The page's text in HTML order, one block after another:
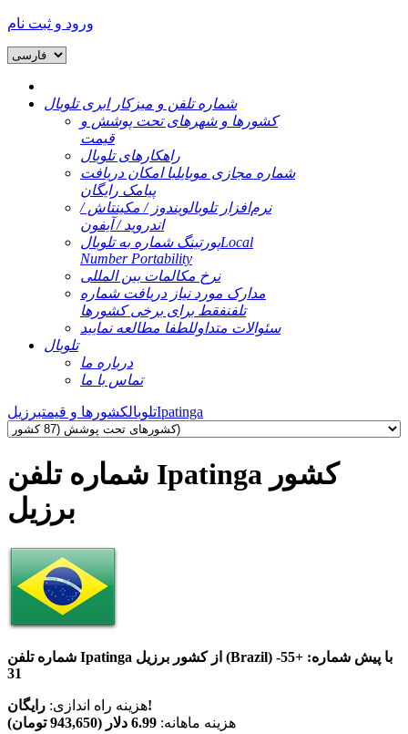
ورود و ثبت نام
شماره تلفن و میزکار ابری تلوبال
کشورها و شهرهای تحت پوشش و
قیمت
راهکارهای تلوبال
شماره مجازی موبایلبا امکان دریافت
پیامک رایگان
نرم‌افزار تلوبالویندوز / مکینتاش /
اندروید / آیفون
پورتینگ شماره به تلوبالLocal
Number Portability
نرخ مکالمات بین المللی
مدارک مورد نیاز دریافت شماره
تلفنفقط برای برخی کشورها
سئوالات متداوللطفا مطالعه نمایید
تلوبال
درباره ما
تماس با ما
تلوبالکشورها و قیمتبرزیل Ipatinga
شماره تلفن Ipatinga کشور
برزیل
شماره تلفن Ipatinga از کشور برزیل (Brazil) با پیش شماره:
+55-
31
هزینه راه اندازی:رایگان!
هزینه ماهانه: 6.99 دلار (943,650 تومان)